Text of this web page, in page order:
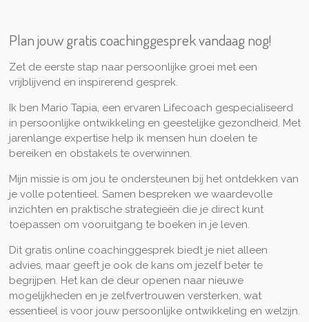
Plan jouw gratis coachinggesprek vandaag nog!
Zet de eerste stap naar persoonlijke groei met een
vrijblijvend en inspirerend gesprek.
Ik ben Mario Tapia, een ervaren Lifecoach gespecialiseerd
in persoonlijke ontwikkeling en geestelijke gezondheid. Met
jarenlange expertise help ik mensen hun doelen te
bereiken en obstakels te overwinnen.
Mijn missie is om jou te ondersteunen bij het ontdekken van
je volle potentieel. Samen bespreken we waardevolle
inzichten en praktische strategieën die je direct kunt
toepassen om vooruitgang te boeken in je leven.
Dit gratis online coachinggesprek biedt je niet alleen
advies, maar geeft je ook de kans om jezelf beter te
begrijpen. Het kan de deur openen naar nieuwe
mogelijkheden en je zelfvertrouwen versterken, wat
essentieel is voor jouw persoonlijke ontwikkeling en welzijn.